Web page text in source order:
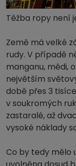
Těžba ropy není
Země má velké
rudy. V případě
manganu, mědi,
největším
době přes 3
v soukromých
zastaralé, až
vysoké náklady
Co by tedy mělo